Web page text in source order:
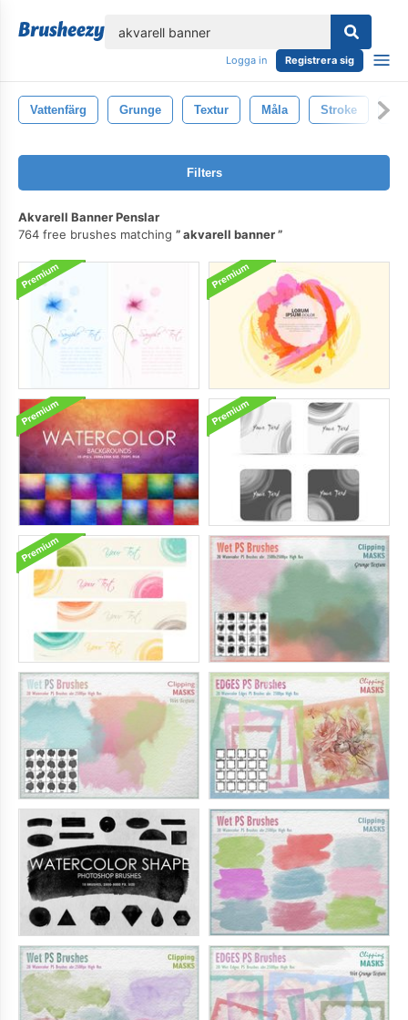
Logga in Registrera sig
Vattenfärg Grunge Textur Måla Stroke
Filters
Akvarell Banner Penslar
764 free brushes matching
akvarell banner